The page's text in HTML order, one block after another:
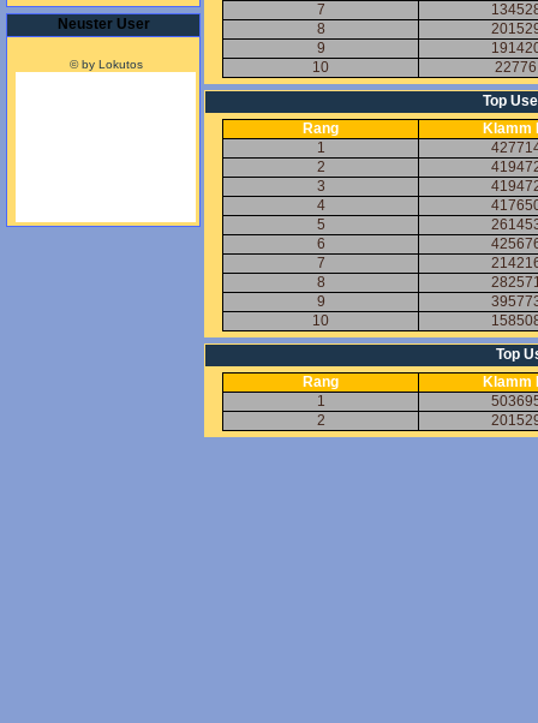
Neuster User
© by Lokutos
7
8
9
10
22776
Top
Rang
Klamm
1
2
3
4
5
6
7
8
9
10
Top
Rang
Klamm
1
2